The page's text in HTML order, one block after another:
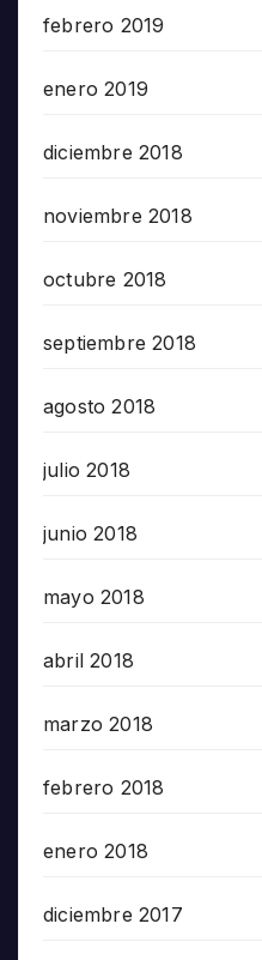
febrero 2019
enero 2019
diciembre 2018
noviembre 2018
octubre 2018
septiembre 2018
agosto 2018
julio 2018
junio 2018
mayo 2018
abril 2018
marzo 2018
febrero 2018
enero 2018
diciembre 2017